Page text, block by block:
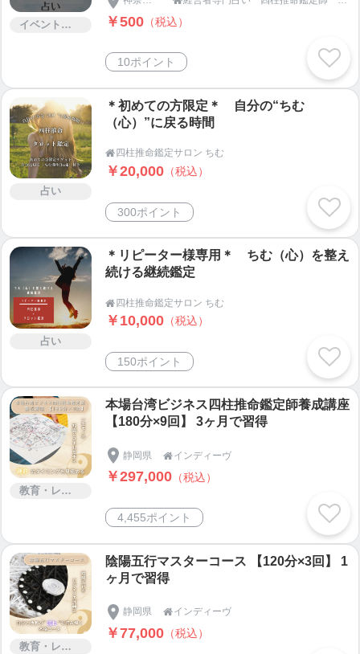
イベント・セミナー・交流会 ￥500 （税込）
10ポイント
占い
＊初めての方限定＊ 自分の“ちむ
（心）”に戻る時間
 四柱推命鑑定サロン ちむ
￥20,000 （税込）
300ポイント
占い
＊リピーター様専用＊ ちむ（心）を整え
続ける継続鑑定
四柱推命鑑定サロン ちむ
￥10,000 （税込）
150ポイント
教育・レッスン・講習
本場台湾ビジネス四柱推命鑑定師養成講座
【180分×9回】 3ヶ月で習得
静岡県 インディーヴ
￥297,000 （税込）
4,455ポイント
教育・レッスン・講習
陰陽五行マスターコース 【120分×3回】 1
ヶ月で習得
静岡県 インディーヴ
￥77,000 （税込）